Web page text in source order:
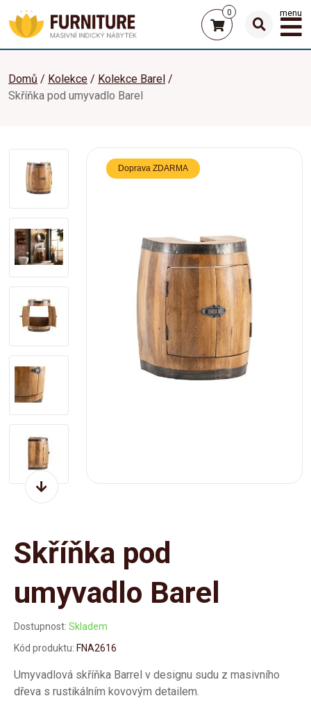
0 menu
Domů Kolekce
Kolekce Barel
Skříňka pod umyvadlo Barel
Doprava ZDARMA
Skříňka pod
umyvadlo Barel
Dostupnost: Skladem
Kód produktu: FNA2616
Umyvadlová skříňka Barrel v designu sudu z masivního
dřeva s rustikálním kovovým detailem.